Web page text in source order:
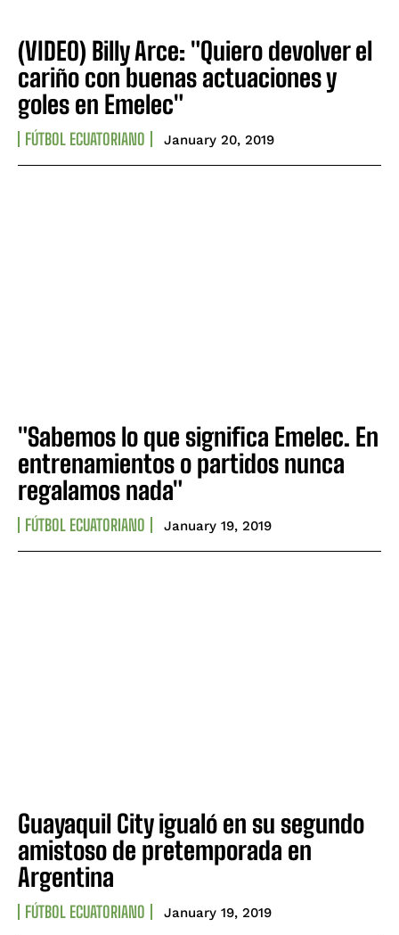
(VIDEO) Billy Arce: "Quiero devolver el
cariño con buenas actuaciones y
goles en Emelec"
FÚTBOL ECUATORIANO January 20, 2019
"Sabemos lo que significa Emelec. En
entrenamientos o partidos nunca
regalamos nada"
FÚTBOL ECUATORIANO January 19, 2019
Guayaquil City igualó en su segundo
amistoso de pretemporada en
Argentina
FÚTBOL ECUATORIANO January 19, 2019